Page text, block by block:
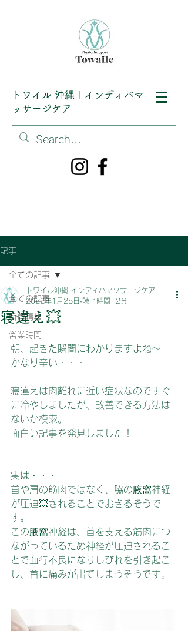
トワイル 沖縄 | インディバマ
ッサージケア
記事
全ての記事
新着情報
営業時間
全ての記事
寝違え💥
トワイル沖縄 インディバマッサージケア
2022年1月25日 読了時間: 2分
朝、起きた瞬間にわかりますよね～
かなり辛い・・・
寝違えは肉離れに近い症状なのですぐ
に冷やしましたが、改善できる方法は
ないか模索。
面白い記事を発見しました！
実は・・・
首や肩の筋肉ではなく、脇の腋窩神経
が圧迫💥されることでおきるそうで
す。
この腋窩神経は、首を支える筋肉につ
ながっているため神経が圧迫されるこ
とで血行不良になりしびれを引き起こ
し、首に痛みが出てしまうそうです。